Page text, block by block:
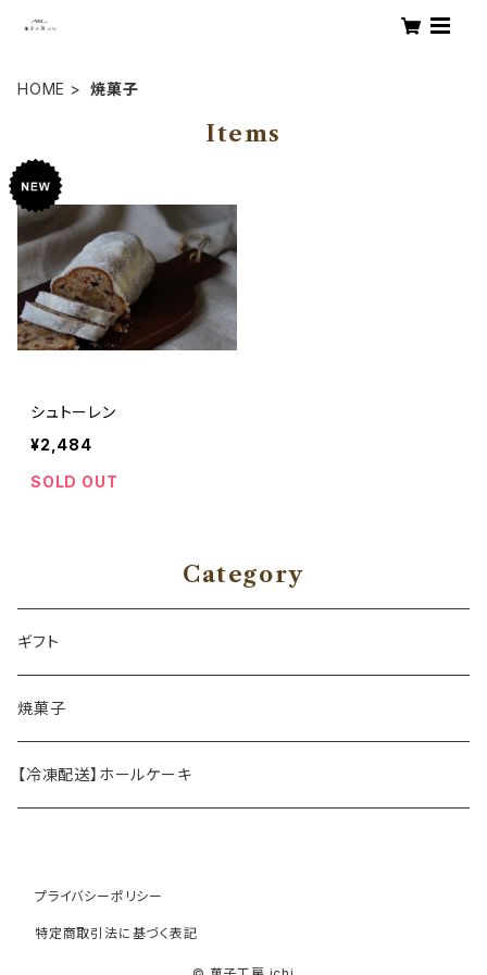
HOME 焼菓子
Items
シュトーレン
¥2,484
SOLD OUT
Category
ギフト
焼菓子
【冷凍配送】ホールケーキ
プライバシーポリシー
特定商取引法に基づく表記